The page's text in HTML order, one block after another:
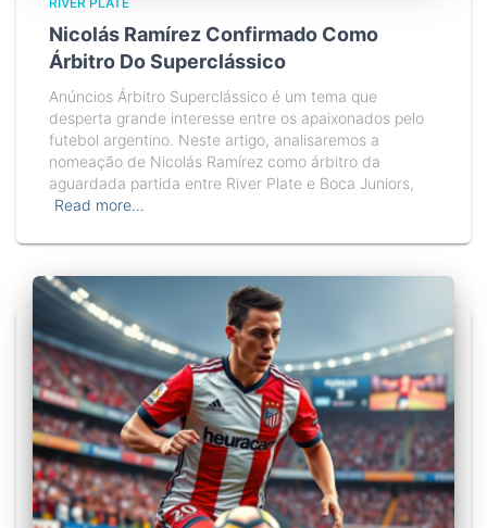
Nicolás Ramírez Confirmado Como
Árbitro Do Superclássico
Anúncios Árbitro Superclássico é um tema que
desperta grande interesse entre os apaixonados pelo
futebol argentino. Neste artigo, analisaremos a
nomeação de Nicolás Ramírez como árbitro da
aguardada partida entre River Plate e Boca Juniors,
Read more…